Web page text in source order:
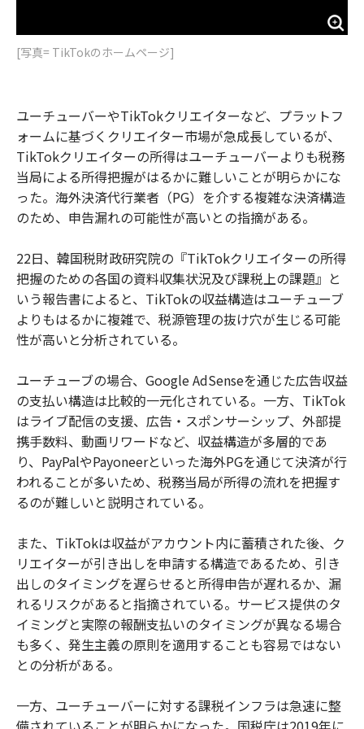
[写真= TikTokのホームページ]
ユーチューバーやTikTokクリエイターなど、プラットフ
ォームに基づくクリエイター市場が急成長しているが、
TikTokクリエイターの所得はユーチューバーよりも税務
当局による所得把握がはるかに難しいことが明らかにな
った。海外決済代行業者（PG）を介する複雑な決済構造
のため、申告漏れの可能性が高いとの指摘がある。
22日、韓国税財政研究院の『TikTokクリエイターの所得
把握のための各国の資料収集状況及び課税上の課題』と
いう報告書によると、TikTokの収益構造はユーチューブ
よりもはるかに複雑で、税源管理の抜け穴が生じる可能
性が高いと分析されている。
ユーチューブの場合、Google AdSenseを通じた広告収益
の支払い構造は比較的一元化されている。一方、TikTok
はライブ配信の支援、広告・スポンサーシップ、外部提
携手数料、動画リワードなど、収益構造が多層的であ
り、PayPalやPayoneerといった海外PGを通じて決済が行
われることが多いため、税務当局が所得の流れを把握す
るのが難しいと説明されている。
また、TikTokは収益がアカウント内に蓄積された後、ク
リエイターが引き出しを申請する構造であるため、引き
出しのタイミングを遅らせると所得申告が遅れるか、漏
れるリスクがあると指摘されている。サービス提供のタ
イミングと実際の報酬支払いのタイミングが異なる場合
も多く、発生主義の原則を適用することも容易ではない
との分析がある。
一方、ユーチューバーに対する課税インフラは急速に整